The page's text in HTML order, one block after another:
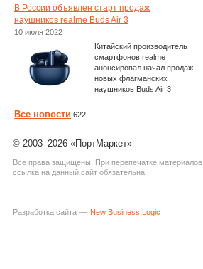
В России объявлен старт продаж
наушников realme Buds Air 3
10 июля 2022
Китайский производитель
смартфонов realme
анонсировал начал продаж
новых флагманских
наушников Buds Air 3
Все новости 622
© 2003–2026 «ПортМаркет»
Все права защищены. При перепечатке материалов
ссылка на данный сайт обязательна.
Разработка сайта — New Business Logic